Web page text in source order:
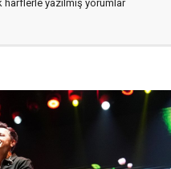
yazılmış yorumlar